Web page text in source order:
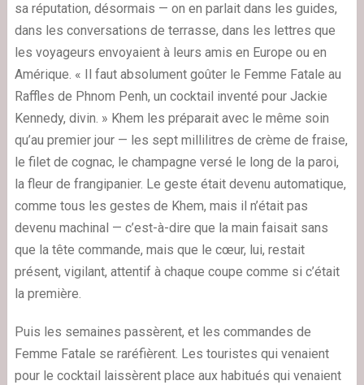
sa réputation, désormais — on en parlait dans les guides,
dans les conversations de terrasse, dans les lettres que
les voyageurs envoyaient à leurs amis en Europe ou en
Amérique. « Il faut absolument goûter le Femme Fatale au
Raffles de Phnom Penh, un cocktail inventé pour Jackie
Kennedy, divin. » Khem les préparait avec le même soin
qu’au premier jour — les sept millilitres de crème de fraise,
le filet de cognac, le champagne versé le long de la paroi,
la fleur de frangipanier. Le geste était devenu automatique,
comme tous les gestes de Khem, mais il n’était pas
devenu machinal — c’est-à-dire que la main faisait sans
que la tête commande, mais que le cœur, lui, restait
présent, vigilant, attentif à chaque coupe comme si c’était
la première.
Puis les semaines passèrent, et les commandes de
Femme Fatale se raréfièrent. Les touristes qui venaient
pour le cocktail laissèrent place aux habitués qui venaient